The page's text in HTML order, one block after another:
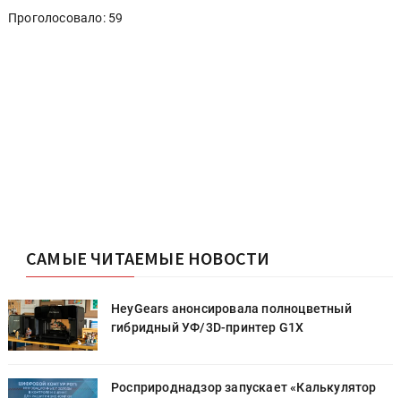
Проголосовало: 59
САМЫЕ ЧИТАЕМЫЕ НОВОСТИ
HeyGears анонсировала полноцветный
гибридный УФ/3D-принтер G1X
Росприроднадзор запускает «Калькулятор